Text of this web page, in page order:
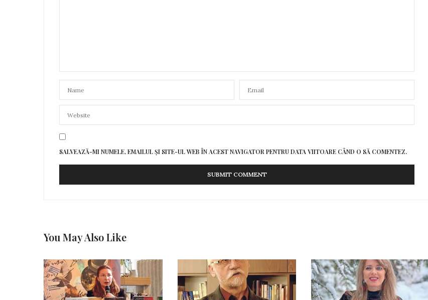
SALVEAZĂ-MI NUMELE, EMAILUL ȘI SITE-UL WEB ÎN ACEST NAVIGATOR PENTRU DATA VIITOARE CÂND O SĂ COMENTEZ.
You May Also Like